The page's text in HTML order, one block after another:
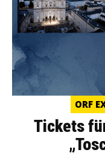
ORF
Tickets